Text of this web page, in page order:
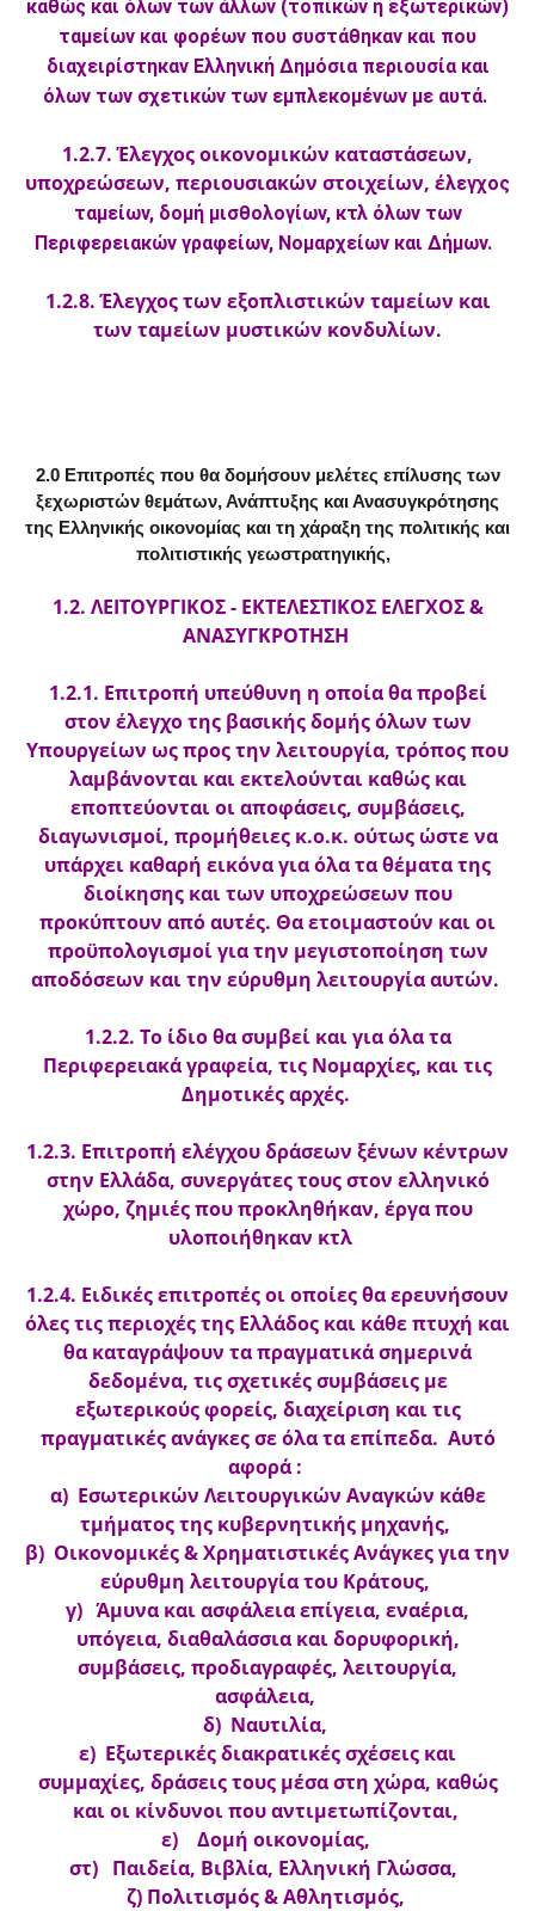
καθώς και όλων των άλλων (τοπικών ή εξωτερικών)
ταμείων και φορέων που συστάθηκαν και που
διαχειρίστηκαν Ελληνική Δημόσια περιουσία και
όλων των σχετικών των εμπλεκομένων με αυτά.
1.2.7. Έλεγχος οικονομικών καταστάσεων,
υποχρεώσεων, περιουσιακών στοιχείων, έλεγχος
ταμείων, δομή μισθολογίων, κτλ όλων των
Περιφερειακών γραφείων, Νομαρχείων και Δήμων.
1.2.8. Έλεγχος των εξοπλιστικών ταμείων και
των ταμείων μυστικών κονδυλίων.
2.0 Επιτροπές που θα δομήσουν μελέτες επίλυσης των
ξεχωριστών θεμάτων, Ανάπτυξης και Ανασυγκρότησης
της Ελληνικής οικονομίας και τη χάραξη της πολιτικής και
πολιτιστικής γεωστρατηγικής,
1.2. ΛΕΙΤΟΥΡΓΙΚΟΣ - ΕΚΤΕΛΕΣΤΙΚΟΣ ΕΛΕΓΧΟΣ &
ΑΝΑΣΥΓΚΡΟΤΗΣΗ
1.2.1. Επιτροπή υπεύθυνη η οποία θα προβεί
στον έλεγχο της βασικής δομής όλων των
Υπουργείων ως προς την λειτουργία, τρόπος που
λαμβάνονται και εκτελούνται καθώς και
εποπτεύονται οι αποφάσεις, συμβάσεις,
διαγωνισμοί, προμήθειες κ.ο.κ. ούτως ώστε να
υπάρχει καθαρή εικόνα για όλα τα θέματα της
διοίκησης και των υποχρεώσεων που
προκύπτουν από αυτές. Θα ετοιμαστούν και οι
προϋπολογισμοί για την μεγιστοποίηση των
αποδόσεων και την εύρυθμη λειτουργία αυτών.
1.2.2. Το ίδιο θα συμβεί και για όλα τα
Περιφερειακά γραφεία, τις Νομαρχίες, και τις
Δημοτικές αρχές.
1.2.3. Επιτροπή ελέγχου δράσεων ξένων κέντρων
στην Ελλάδα, συνεργάτες τους στον ελληνικό
χώρο, ζημιές που προκληθήκαν, έργα που
υλοποιήθηκαν κτλ
1.2.4. Ειδικές επιτροπές οι οποίες θα ερευνήσουν
όλες τις περιοχές της Ελλάδος και κάθε πτυχή και
θα καταγράψουν τα πραγματικά σημερινά
δεδομένα, τις σχετικές συμβάσεις με
εξωτερικούς φορείς, διαχείριση και τις
πραγματικές ανάγκες σε όλα τα επίπεδα. Αυτό
αφορά :
α) Εσωτερικών Λειτουργικών Αναγκών κάθε
τμήματος της κυβερνητικής μηχανής,
β) Οικονομικές & Χρηματιστικές Ανάγκες για την
εύρυθμη λειτουργία του Κράτους,
γ) Άμυνα και ασφάλεια επίγεια, εναέρια,
υπόγεια, διαθαλάσσια και δορυφορική,
συμβάσεις, προδιαγραφές, λειτουργία,
ασφάλεια,
δ) Ναυτιλία,
ε) Εξωτερικές διακρατικές σχέσεις και
συμμαχίες, δράσεις τους μέσα στη χώρα, καθώς
και οι κίνδυνοι που αντιμετωπίζονται,
ε) Δομή οικονομίας,
στ) Παιδεία, Βιβλία, Ελληνική Γλώσσα,
ζ) Πολιτισμός & Αθλητισμός,